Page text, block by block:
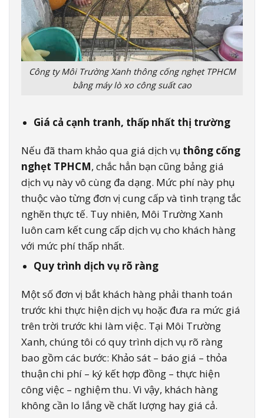
Công ty Môi Trường Xanh thông cống nghẹt TPHCM
bằng máy lò xo công suất cao
Giá cả cạnh tranh, thấp nhất thị trường
Nếu đã tham khảo qua giá dịch vụ thông cống
nghẹt TPHCM, chắc hẳn bạn cũng bảng giá
dịch vụ này vô cùng đa dạng. Mức phí này phụ
thuộc vào từng đơn vị cung cấp và tình trạng tắc
nghẽn thực tế. Tuy nhiên, Môi Trường Xanh
luôn cam kết cung cấp dịch vụ cho khách hàng
với mức phí thấp nhất.
Quy trình dịch vụ rõ ràng
Một số đơn vị bắt khách hàng phải thanh toán
trước khi thực hiện dịch vụ hoặc đưa ra mức giá
trên trời trước khi làm việc. Tại Môi Trường
Xanh, chúng tôi có quy trình dịch vụ rõ ràng
bao gồm các bước: Khảo sát – báo giá – thỏa
thuận chi phí – ký kết hợp đồng – thực hiện
công việc – nghiệm thu. Vì vậy, khách hàng
không cần lo lắng về chất lượng hay giá cả.